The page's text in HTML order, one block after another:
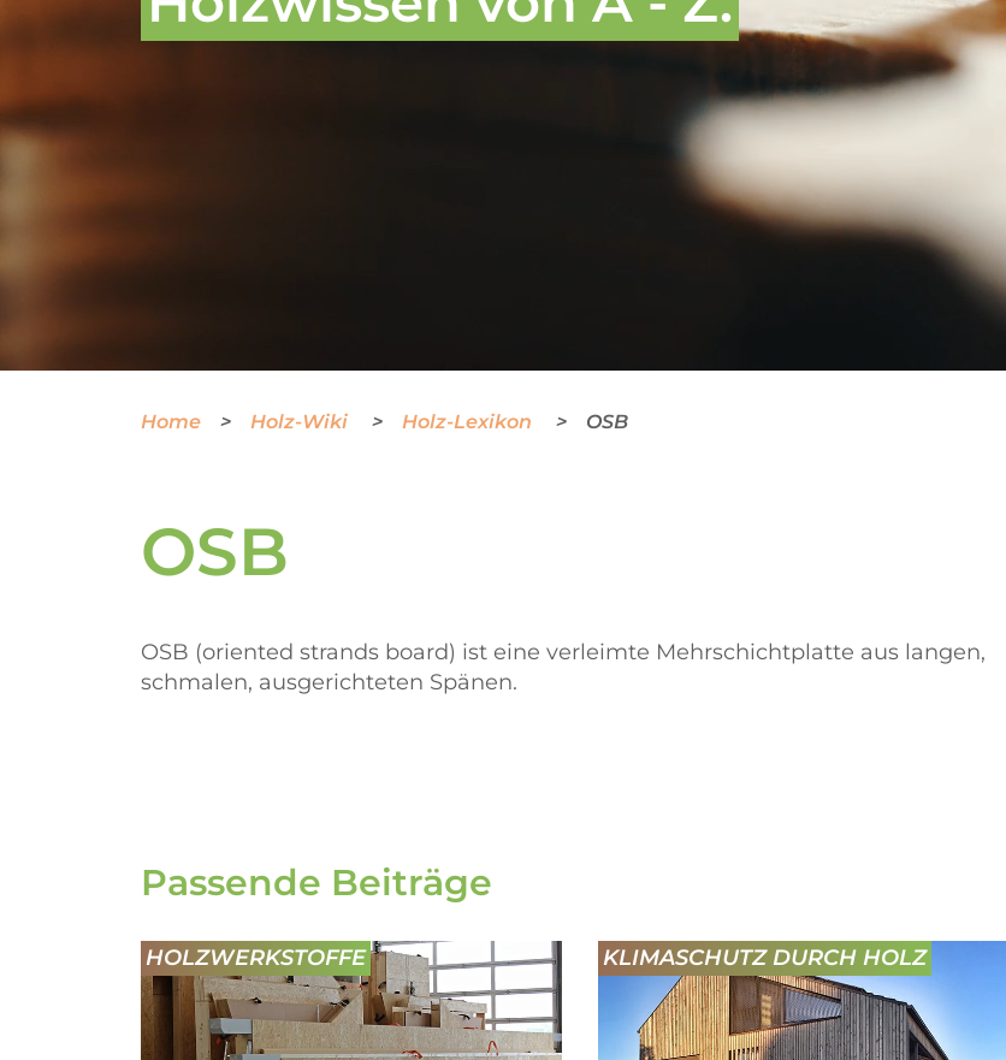
Home Holz-Wiki Holz-Lexikon OSB
OSB
OSB (oriented strands board) ist eine verleimte Mehrschichtplatte aus langen,
schmalen, ausgerichteten Spänen.
Passende Beiträge
HOLZWERKSTOFFE KLIMASCHUTZ DURCH HOLZ